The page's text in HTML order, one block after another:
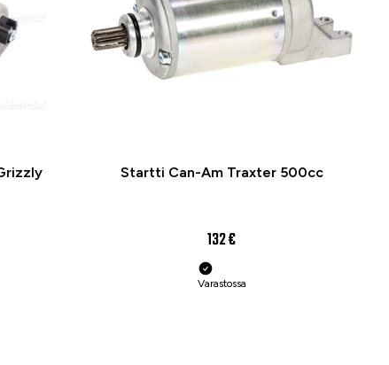
Startti Can-Am Traxter 500cc
132 €
Varastossa